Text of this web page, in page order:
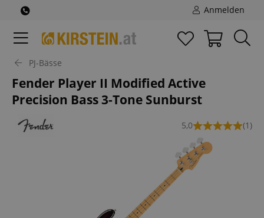
Anmelden
PJ-Bässe
Fender Player II Modified Active
Precision Bass 3-Tone Sunburst
5,0 (1)